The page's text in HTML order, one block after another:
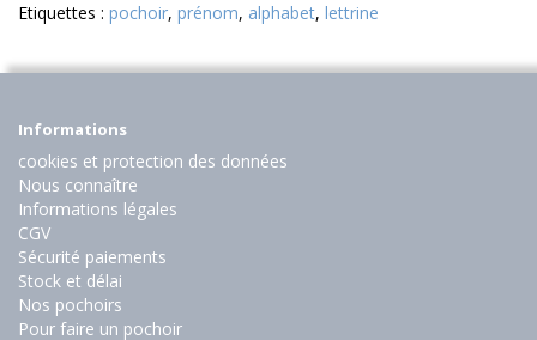
Etiquettes : pochoir, prénom, alphabet, lettrine
Informations
cookies et protection des données
Nous connaître
Informations légales
CGV
Sécurité paiements
Stock et délai
Nos pochoirs
Pour faire un pochoir